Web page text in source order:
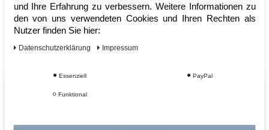
Sofort lieferbar
Vom Profi für Profis - Ihre Vorteile
und Ihre Erfahrung zu verbessern. Weitere Informationen zu
den von uns verwendeten Cookies und Ihren Rechten als
Nutzer finden Sie hier:
Daten­schutz­erklärung Impressum
Essenziell PayPal
Funktional